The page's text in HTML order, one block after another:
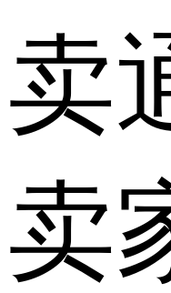
卖
卖